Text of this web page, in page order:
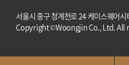
서울시 중구 청계천로 24 케이스퀘어
Copyright ©Woongjin Co., Ltd. All